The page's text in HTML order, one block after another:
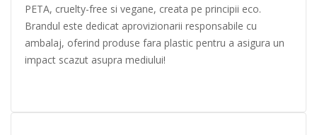
PETA, cruelty-free si vegane, creata pe principii eco.
Brandul este dedicat aprovizionarii responsabile cu
ambalaj, oferind produse fara plastic pentru a asigura un
impact scazut asupra mediului!